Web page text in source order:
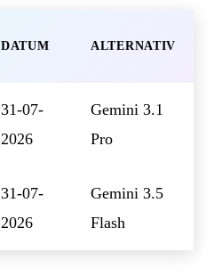
DATUM ALTERNATIV
31-07-
2026
Gemini 3.1
Pro
31-07-
2026
Gemini 3.5
Flash